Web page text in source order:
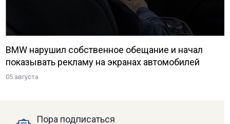
BMW нарушил собственное обещание и начал
показывать рекламу на экранах автомобилей
05 августа
Пора подписаться